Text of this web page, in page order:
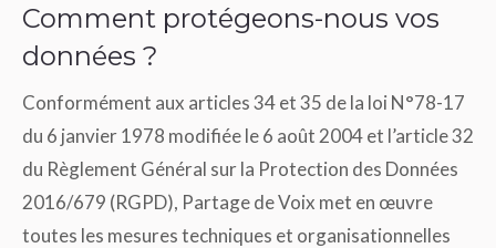
Comment protégeons-nous vos
données ?
Conformément aux articles 34 et 35 de la loi N°78-17
du 6 janvier 1978 modifiée le 6 août 2004 et l’article 32
du Règlement Général sur la Protection des Données
2016/679 (RGPD), Partage de Voix met en œuvre
toutes les mesures techniques et organisationnelles